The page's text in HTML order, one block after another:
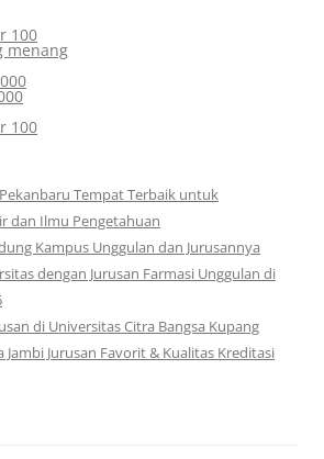
100
menang
100
Tempat Terbaik untuk
dan Ilmu Pengetahuan
Kampus Unggulan dan Jurusannya
dengan Jurusan Farmasi Unggulan di
di Universitas Citra Bangsa Kupang
Jambi Jurusan Favorit & Kualitas Kreditasi